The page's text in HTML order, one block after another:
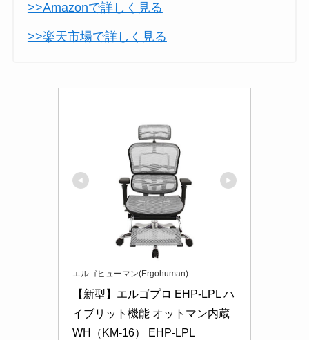
>>Amazonで詳しく見る
>>楽天市場で詳しく見る
エルゴヒューマン(Ergohuman)
【新型】エルゴプロ EHP-LPL ハ
イブリット機能 オットマン内蔵
WH（KM-16） EHP-LPL